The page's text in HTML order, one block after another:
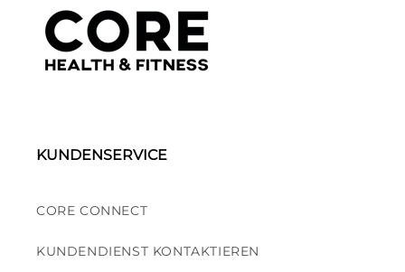
KUNDENSERVICE
CORE CONNECT
KUNDENDIENST KONTAKTIEREN